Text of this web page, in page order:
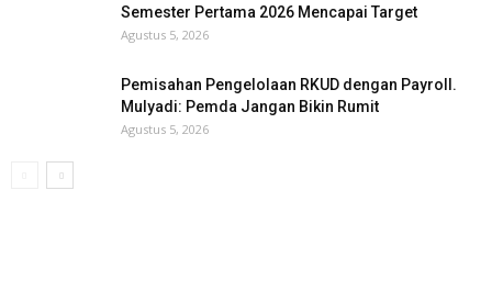
Semester Pertama 2026 Mencapai Target
Agustus 5, 2026
Pemisahan Pengelolaan RKUD dengan Payroll.
Mulyadi: Pemda Jangan Bikin Rumit
Agustus 5, 2026